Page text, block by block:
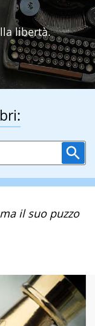
libertà.
il suo puzzo